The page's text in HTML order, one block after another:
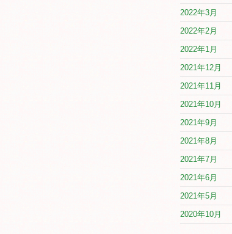
2022年3月
2022年2月
2022年1月
2021年12月
2021年11月
2021年10月
2021年9月
2021年8月
2021年7月
2021年6月
2021年5月
2020年10月